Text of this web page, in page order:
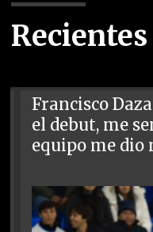
Recientes
Francisco
el debut, me
equipo me dio